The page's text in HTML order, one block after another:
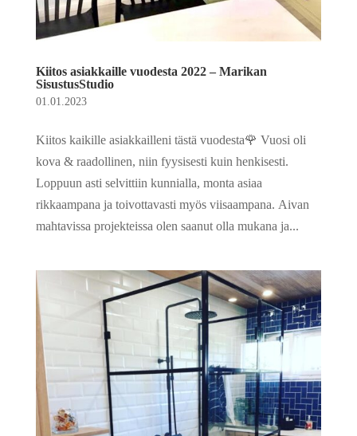
Kiitos asiakkaille vuodesta 2022 – Marikan
SisustusStudio
01.01.2023
Kiitos kaikille asiakkailleni tästä vuodesta🌹 Vuosi oli
kova & raadollinen, niin fyysisesti kuin henkisesti.
Loppuun asti selvittiin kunnialla, monta asiaa
rikkaampana ja toivottavasti myös viisaampana. Aivan
mahtavissa projekteissa olen saanut olla mukana ja...